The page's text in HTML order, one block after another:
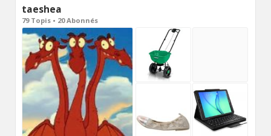
taeshea
79 Topis • 20 Abonnés